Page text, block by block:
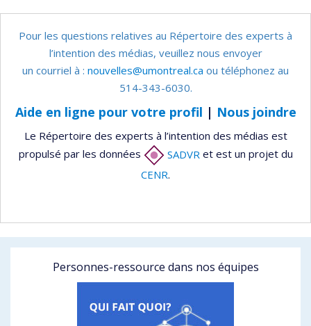
Pour les questions relatives au Répertoire des experts à
l’intention des médias, veuillez nous envoyer
un courriel à : nouvelles@umontreal.ca ou téléphonez au
514-343-6030.
Aide en ligne pour votre profil | Nous joindre
Le Répertoire des experts à l’intention des médias est
propulsé par les données
SADVR et est un projet du
CENR.
Personnes-ressource dans nos équipes